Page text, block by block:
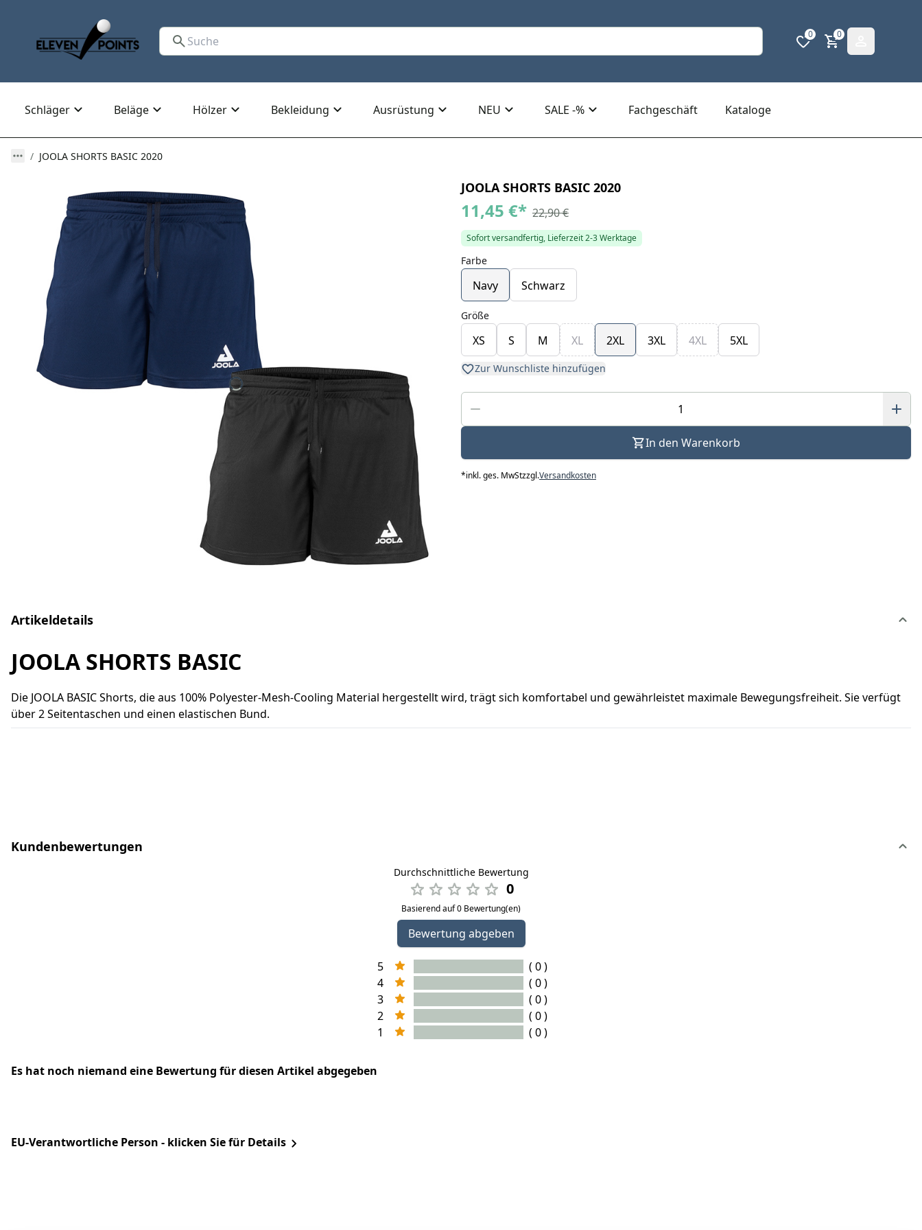
0 0
Schläger Beläge Hölzer Bekleidung Ausrüstung NEU SALE -% Fachgeschäft Kataloge
JOOLA SHORTS BASIC 2020
JOOLA SHORTS BASIC 2020
11,45 €* 22,90 €
Sofort versandfertig, Lieferzeit 2-3 Werktage
Farbe
Navy Schwarz
Größe
XS S M XL 2XL 3XL 4XL 5XL
Zur Wunschliste hinzufügen
In den Warenkorb
*inkl. ges. MwStzzgl.Versandkosten
Artikeldetails
JOOLA SHORTS BASIC
Die JOOLA BASIC Shorts, die aus 100% Polyester-Mesh-Cooling Material hergestellt wird, trägt sich komfortabel und gewährleistet maximale Bewegungsfreiheit. Sie verfügt
über 2 Seitentaschen und einen elastischen Bund.
Kundenbewertungen
Durchschnittliche Bewertung
0
Basierend auf 0 Bewertung(en)
Bewertung abgeben
5
( 0 )
4
( 0 )
3
( 0 )
2
( 0 )
1
( 0 )
Es hat noch niemand eine Bewertung für diesen Artikel abgegeben
EU-Verantwortliche Person - klicken Sie für Details